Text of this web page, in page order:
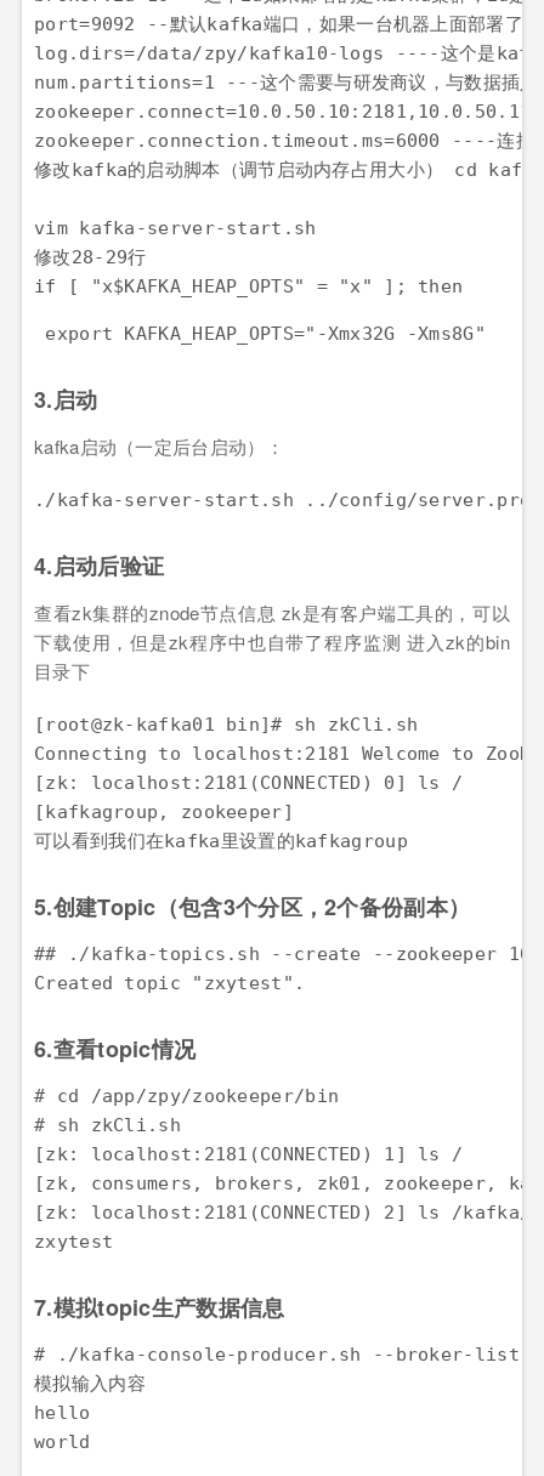
port=9092 --默认kafka端口，如果一台机器上面部署了多
log.dirs=/data/zpy/kafka10-logs ----这个是kafka日
num.partitions=1 ---这个需要与研发商议，与数据插
zookeeper.connection.timeout.ms=6000 ----连接
修改kafka的启动脚本（调节启动内存占用大小） cd
vim kafka-server-start.sh
修改28-29行
if [ "x$KAFKA_HEAP_OPTS" = "x" ]; then
export KAFKA_HEAP_OPTS="-Xmx32G -Xms8G"
3.启动
kafka启动（一定后台启动）：
./kafka-server-start.sh ../config/
4.启动后验证
查看zk集群的znode节点信息 zk是有客户端工具的，可以
下载使用，但是zk程序中也自带了程序监测 进入zk的bin
目录下
[root@zk-kafka01 bin]# sh zkCli.sh
Connecting to localhost:2181 Welcome to
[zk: localhost:2181(CONNECTED) 0] ls /
[kafkagroup, zookeeper]
可以看到我们在kafka里设置的kafkagroup
5.创建Topic（包含3个分区，2个备份副本）
## ./kafka-topics.sh --create --zookeeper
Created topic "zxytest".
6.查看topic情况
# cd /app/zpy/zookeeper/bin
# sh zkCli.sh
[zk: localhost:2181(CONNECTED) 1] ls /
[zk, consumers, brokers, zk01, zookeeper,
[zk: localhost:2181(CONNECTED) 2] ls /
zxytest
7.模拟topic生产数据信息
# ./kafka-console-producer.sh --broker-list
模拟输入内容
hello
world